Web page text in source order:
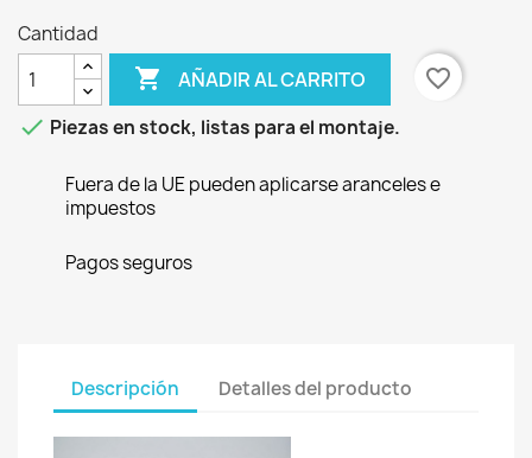
Cantidad
 AÑADIR AL CARRITO
favorite_border
 Piezas en stock, listas para el montaje.
Fuera de la UE pueden aplicarse aranceles e
impuestos
Pagos seguros
Descripción Detalles del producto